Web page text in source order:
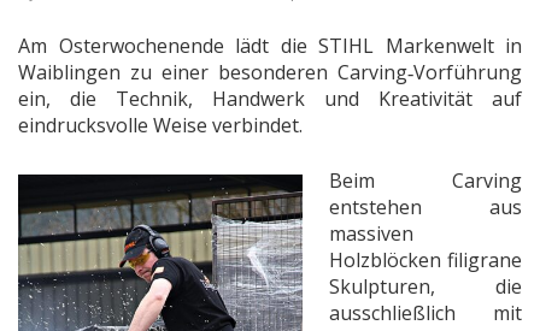
Am Osterwochenende lädt die STIHL Markenwelt in
Waiblingen zu einer besonderen Carving‑Vorführung
ein, die Technik, Handwerk und Kreativität auf
eindrucksvolle Weise verbindet.
Beim Carving
entstehen aus
massiven
Holzblöcken filigrane
Skulpturen, die
ausschließlich mit